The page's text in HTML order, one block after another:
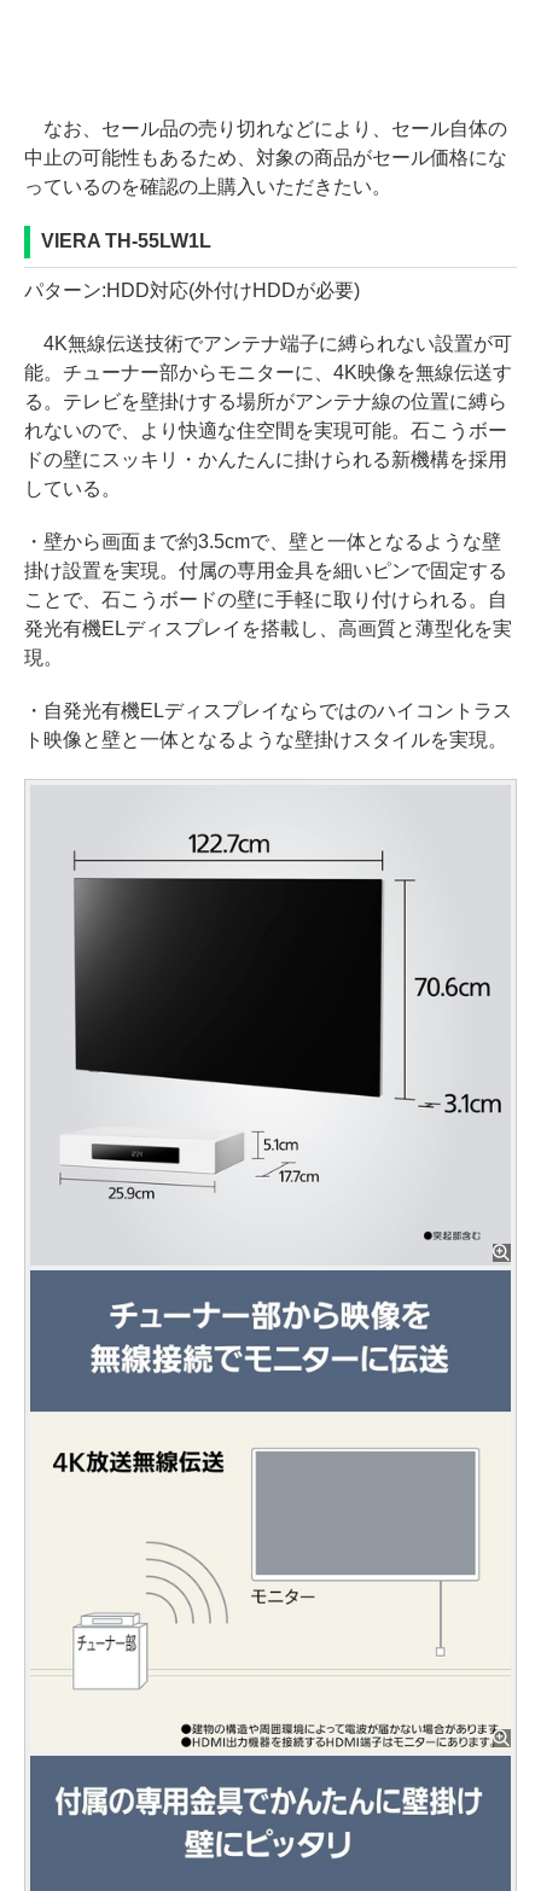
なお、セール品の売り切れなどにより、セール自体の
中止の可能性もあるため、対象の商品がセール価格にな
っているのを確認の上購入いただきたい。
VIERA TH-55LW1L
パターン:HDD対応(外付けHDDが必要)
4K無線伝送技術でアンテナ端子に縛られない設置が可
能。チューナー部からモニターに、4K映像を無線伝送す
る。テレビを壁掛けする場所がアンテナ線の位置に縛ら
れないので、より快適な住空間を実現可能。石こうボー
ドの壁にスッキリ・かんたんに掛けられる新機構を採用
している。
・壁から画面まで約3.5cmで、壁と一体となるような壁
掛け設置を実現。付属の専用金具を細いピンで固定する
ことで、石こうボードの壁に手軽に取り付けられる。自
発光有機ELディスプレイを搭載し、高画質と薄型化を実
現。
・自発光有機ELディスプレイならではのハイコントラス
ト映像と壁と一体となるような壁掛けスタイルを実現。